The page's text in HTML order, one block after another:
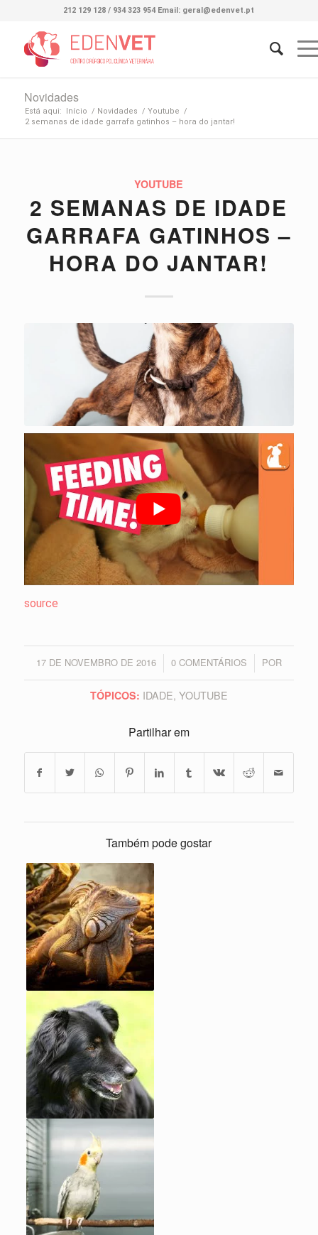
212 129 128 / 934 323 954 Email: geral@edenvet.pt
Novidades
Está aqui: Início / Novidades / Youtube /
2 semanas de idade garrafa gatinhos – hora do jantar!
YOUTUBE
2 SEMANAS DE IDADE
GARRAFA GATINHOS –
HORA DO JANTAR!
source
17 DE NOVEMBRO DE 2016
/ 0 COMENTÁRIOS
/ POR
TÓPICOS: IDADE, YOUTUBE
Partilhar em
Também pode gostar